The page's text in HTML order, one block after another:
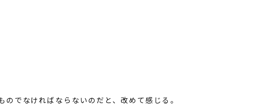
でなければならないのだと、改めて感じる。